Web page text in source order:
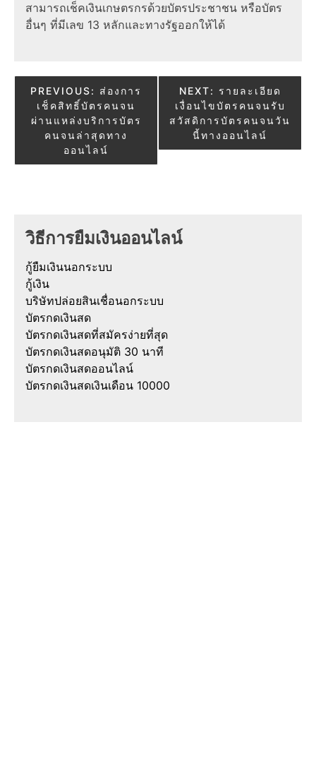
สามารถเช็คเงินเกษตรกรด้วยบัตรประชาชน หรือบัตร
อื่นๆ ที่มีเลข 13 หลักและทางรัฐออกให้ได้
Post
navigation
PREVIOUS: ส่องการ
เช็คสิทธิ์บัตรคนจน
ผ่านแหล่งบริการบัตร
คนจนล่าสุดทาง
ออนไลน์
NEXT: รายละเอียด
เงื่อนไขบัตรคนจนรับ
สวัสดิการบัตรคนจนวัน
นี้ทางออนไลน์
วิธีการยืมเงินออนไลน์
กู้ยืมเงินนอกระบบ
กู้เงิน
บริษัทปล่อยสินเชื่อนอกระบบ
บัตรกดเงินสด
บัตรกดเงินสดที่สมัครง่ายที่สุด
บัตรกดเงินสดอนุมัติ 30 นาที
บัตรกดเงินสดออนไลน์
บัตรกดเงินสดเงินเดือน 10000